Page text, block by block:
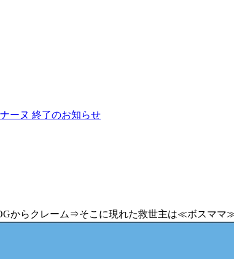
ナーヌ 終了のお知らせ
からクレーム⇒そこに現れた救世主は≪ボスママ